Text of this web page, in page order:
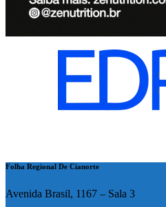
Folha Regional De Cianorte
Avenida Brasil, 1167 – Sala 3